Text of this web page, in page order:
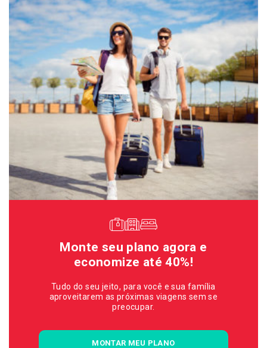
Monte seu plano agora e
economize até 40%!
Tudo do seu jeito, para você e sua família
aproveitarem as próximas viagens sem se
preocupar.
MONTAR MEU PLANO